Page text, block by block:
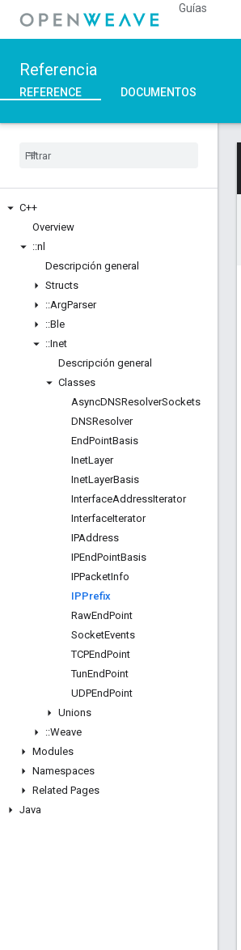
Guías
Referencia
REFERENCE DOCUMENTOS
C++
Overview
::nl
Descripción general
Structs
::ArgParser
::Ble
::Inet
Descripción general
Classes
AsyncDNSResolverSockets
DNSResolver
EndPointBasis
InetLayer
InetLayerBasis
InterfaceAddressIterator
InterfaceIterator
IPAddress
IPEndPointBasis
IPPacketInfo
IPPrefix
RawEndPoint
SocketEvents
TCPEndPoint
TunEndPoint
UDPEndPoint
Unions
::Weave
Modules
Namespaces
Related Pages
Java